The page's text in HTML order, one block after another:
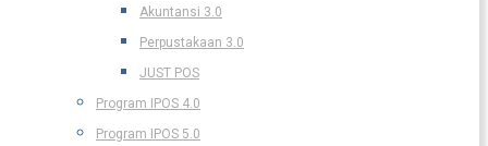
Akuntansi 3.0
Perpustakaan 3.0
JUST POS
Program IPOS 4.0
Program IPOS 5.0